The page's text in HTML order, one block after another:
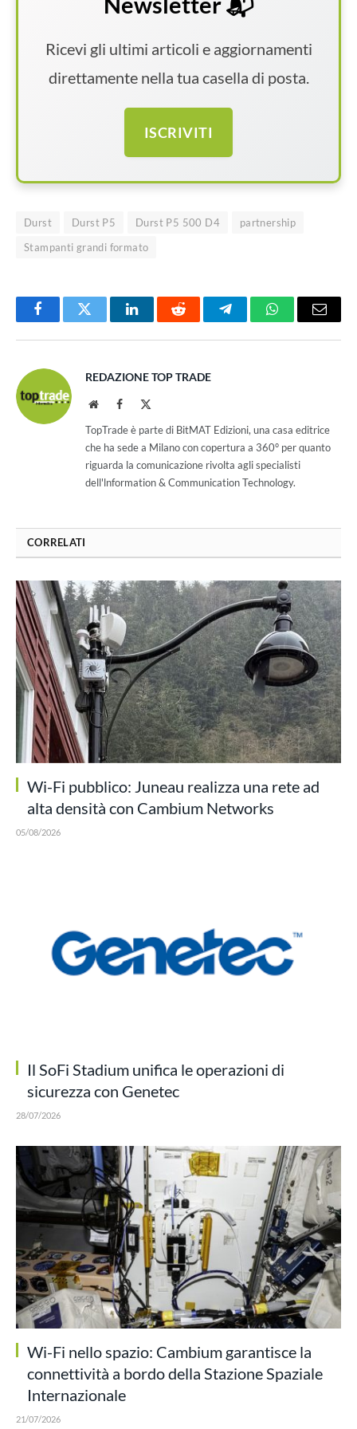
Ricevi gli ultimi articoli e aggiornamenti
direttamente nella tua casella di posta.
ISCRIVITI
Durst Durst P5 Durst P5 500 D4
partnership
Stampanti grandi formato
FacebookTwitter LinkedInReddit TelegramWhatsAppEmail
REDAZIONE TOP TRADE
WebsiteFacebook
TopTrade è parte di BitMAT Edizioni, una casa editrice
che ha sede a Milano con copertura a 360° per quanto
riguarda la comunicazione rivolta agli specialisti
dell'lnformation & Communication Technology.
CORRELATI
Wi-Fi pubblico: Juneau realizza una rete ad
alta densità con Cambium Networks
05/08/2026
Il SoFi Stadium unifica le operazioni di
sicurezza con Genetec
28/07/2026
Wi-Fi nello spazio: Cambium garantisce la
connettività a bordo della Stazione Spaziale
Internazionale
21/07/2026